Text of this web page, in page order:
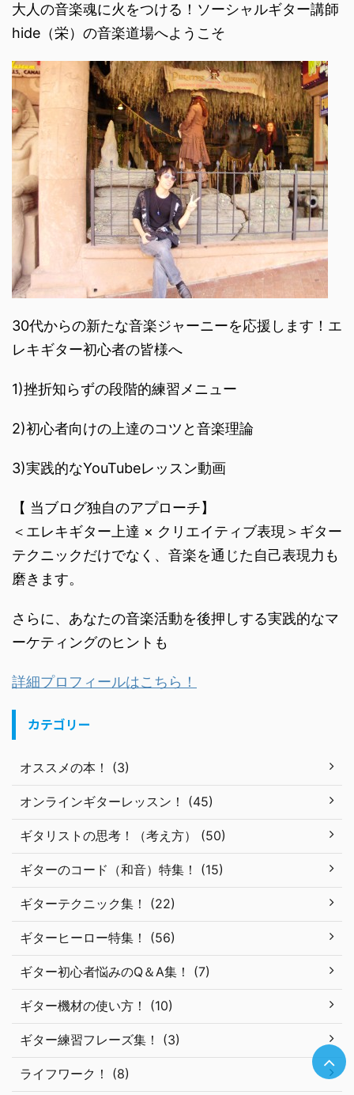
大人の音楽魂に火をつける！ソーシャルギター講師
hide（栄）の音楽道場へようこそ
30代からの新たな音楽ジャーニーを応援します！エ
レキギター初心者の皆様へ
1)挫折知らずの段階的練習メニュー
2)初心者向けの上達のコツと音楽理論
3)実践的なYouTubeレッスン動画
【 当ブログ独自のアプローチ】
＜エレキギター上達 × クリエイティブ表現＞ギター
テクニックだけでなく、音楽を通じた自己表現力も
磨きます。
さらに、あなたの音楽活動を後押しする実践的なマ
ーケティングのヒントも
詳細プロフィールはこちら！
カテゴリー
オススメの本！ (3)
オンラインギターレッスン！ (45)
ギタリストの思考！（考え方） (50)
ギターのコード（和音）特集！ (15)
ギターテクニック集！ (22)
ギターヒーロー特集！ (56)
ギター初心者悩みのQ＆A集！ (7)
ギター機材の使い方！ (10)
ギター練習フレーズ集！ (3)
ライフワーク！ (8)